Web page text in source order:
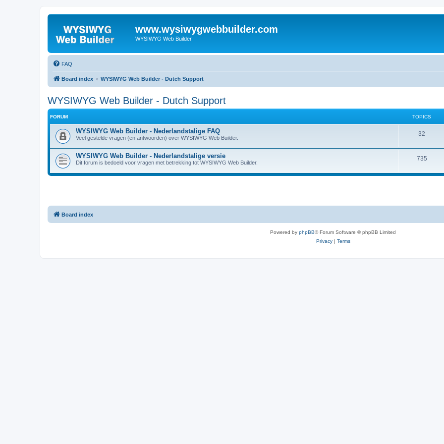
www.wysiwygwebbuilder.com
WYSIWYG Web Builder
FAQ
Board index WYSIWYG Web Builder - Dutch Support
WYSIWYG Web Builder - Dutch Support
FORUM TOPICS
WYSIWYG Web Builder - Nederlandstalige FAQ
Veel gestelde vragen (en antwoorden) over WYSIWYG Web Builder.
32
WYSIWYG Web Builder - Nederlandstalige versie
Dit forum is bedoeld voor vragen met betrekking tot WYSIWYG Web Builder.
735
Board index
Powered by phpBB® Forum Software © phpBB Limited
Privacy| Terms